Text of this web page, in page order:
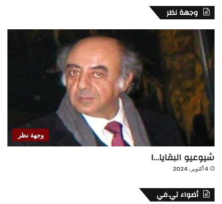
وجهة نظر
وجهة نظر
شيوعيو البقايا…!
4 أكتوبر، 2024
أضواء تي.في